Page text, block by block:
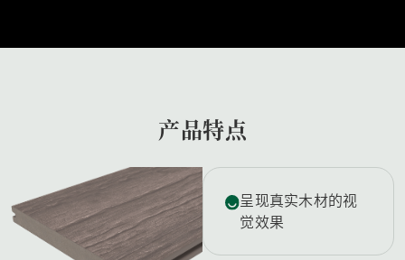
产品特点
呈现真实木材的视
觉效果